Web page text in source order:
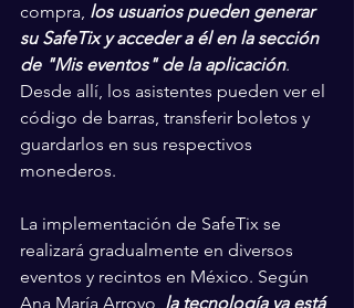
compra, los usuarios pueden generar
su SafeTix y acceder a él en la sección
de "Mis eventos" de la aplicación.
Desde allí, los asistentes pueden ver el
código de barras, transferir boletos y
guardarlos en sus respectivos
monederos.
La implementación de SafeTix se
realizará gradualmente en diversos
eventos y recintos en México. Según
Ana María Arroyo, la tecnología ya está